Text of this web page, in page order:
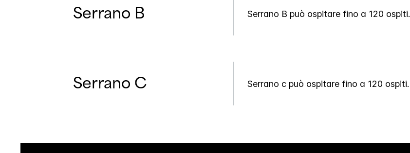
Serrano B Serrano B può ospitare fino a 120 ospiti.
Serrano C Serrano c può ospitare fino a 120 ospiti.